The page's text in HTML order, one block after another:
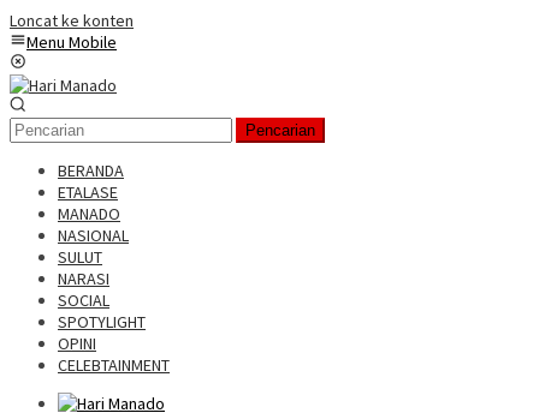
Loncat ke konten
Menu Mobile
Pencarian
BERANDA
ETALASE
MANADO
NASIONAL
SULUT
NARASI
SOCIAL
SPOTYLIGHT
OPINI
CELEBTAINMENT